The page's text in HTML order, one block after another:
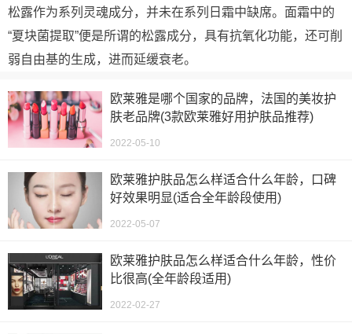
松露作为系列灵魂成分，并未在系列日霜中缺席。面霜中的
“夏块菌提取”便是所谓的松露成分，具有抗氧化功能，还可削
弱自由基的生成，进而延缓衰老。
欧莱雅是哪个国家的品牌，法国的美妆护
肤老品牌(3款欧莱雅好用护肤品推荐)
2022-05-10
欧莱雅护肤品怎么样适合什么年龄，口碑
好效果明显(适合全年龄段使用)
2022-05-07
欧莱雅护肤品怎么样适合什么年龄，性价
比很高(全年龄段适用)
2022-02-27